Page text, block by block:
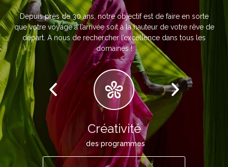
Depuis près de 30 ans, notre objectif est de faire en sorte
que votre voyage à l’arrivée soit à la hauteur de votre rêve de
départ. A nous de rechercher l’excellence dans tous les
domaines !
Créativité
des programmes